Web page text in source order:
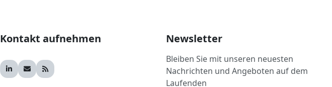
Kontakt aufnehmen Newsletter
Bleiben Sie mit unseren neuesten
Nachrichten und Angeboten auf dem
Laufenden